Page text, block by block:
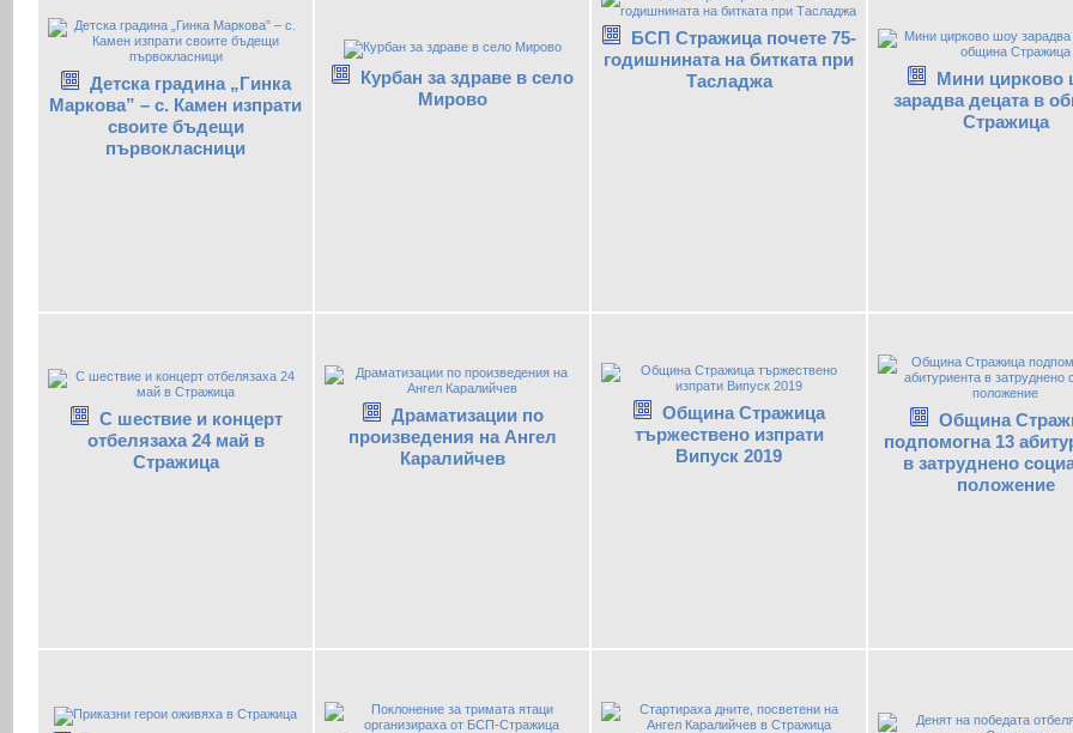
Детска градина „Гинка
Маркова” – с. Камен изпрати
своите бъдещи
първокласници
Курбан за здраве в село
Мирово
БСП Стражица почете 75-
годишнината на битката при
Тасладжа
Мини цирково
зарадва децата в
Стражица
С шествие и концерт
отбелязаха 24 май в
Стражица
Драматизации по
произведения на Ангел
Каралийчев
Община Стражица
тържествено изпрати
Випуск 2019
Община
подпомогна 13
в затруднено
положение